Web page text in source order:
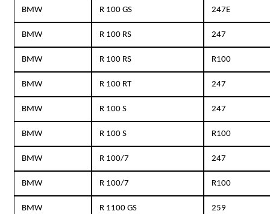
BMW R 100 GS 247E
BMW R 100 RS 247
BMW R 100 RS R100
BMW R 100 RT 247
BMW R 100 S 247
BMW R 100 S R100
BMW R 100/7 247
BMW R 100/7 R100
BMW R 1100 GS 259